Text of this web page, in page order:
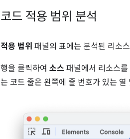
코드 적용 범위 분석
적용 범위 패널의 표에는 분석된 리소
행을 클릭하여 소스 패널에서 리소스
는 코드 줄은 왼쪽에 줄 번호가 있는